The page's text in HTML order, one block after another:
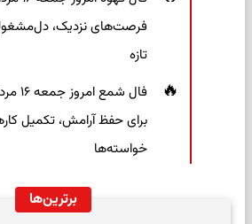
فرصت‌های نزدیک،
تازه
برای حفظ آرامش، تکمیل
خواسته‌ها
برترین‌ها